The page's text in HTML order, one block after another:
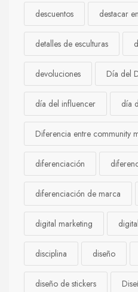
descuentos destacar
detalles de esculturas
devoluciones Día del
día del influencer día
Diferencia entre community
diferenciación
diferenciación de marca
digital marketing
disciplina diseño
diseño de stickers